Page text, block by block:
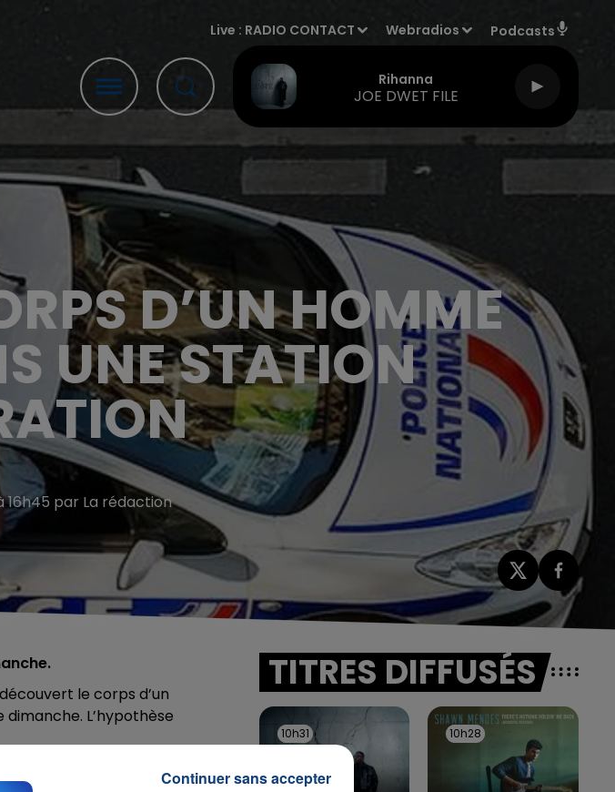
Live : RADIO CONTACT Webradios Podcasts
Rihanna
JOE DWET FILE
D’UN HOMME
UNE STATION
16h45 par La rédaction
le corps d’un
L’hypothèse
TITRES DIFFUSÉS
10h31
10h31 10h28
10h28
Continuer sans accepter